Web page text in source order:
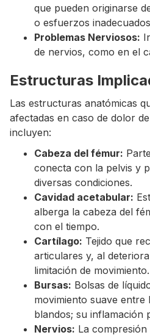
que pueden originarse
o esfuerzos
Problemas Nerviosos:
de nervios, como en el
Estructuras
Las estructuras anatómicas
afectadas en caso de dolor
incluyen:
Cabeza del fémur:
conecta con la pelvis y
diversas condiciones.
Cavidad acetabular:
alberga la cabeza del
con el tiempo.
Cartílago: Tejido que
articulares y, al
limitación de movimiento.
Bursas: Bolsas de
movimiento suave entre
blandos; su inflamación
Nervios: La